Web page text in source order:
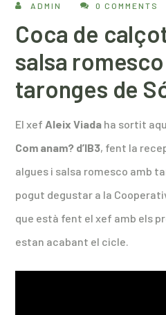
ADMIN 0 COMMENTS
Coca de
salsa
taronges de
El xef Aleix Viada ha sortit
Com anam? d’IB3, fent la
algues i salsa romesco amb
pogut degustar a la
que està fent el xef amb els
estan acabant el cicle.